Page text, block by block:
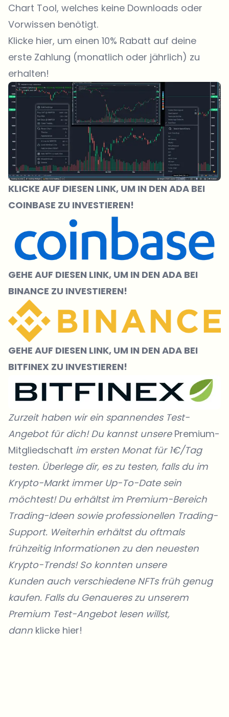
Chart Tool, welches keine Downloads oder
Vorwissen benötigt.
Klicke hier, um einen 10% Rabatt auf deine
erste Zahlung (monatlich oder jährlich) zu
erhalten!
KLICKE AUF DIESEN LINK, UM IN DEN ADA BEI
COINBASE ZU INVESTIEREN!
GEHE AUF DIESEN LINK, UM IN DEN ADA BEI
BINANCE ZU INVESTIEREN!
GEHE AUF DIESEN LINK, UM IN DEN ADA BEI
BITFINEX ZU INVESTIEREN!
Zurzeit haben wir ein spannendes Test-
Angebot für dich! Du kannst unsere Premium-
Mitgliedschaft im ersten Monat für 1€/Tag
testen. Überlege dir, es zu testen, falls du im
Krypto-Markt immer Up-To-Date sein
möchtest! Du erhältst im Premium-Bereich
Trading-Ideen sowie professionellen Trading-
Support. Weiterhin erhältst du oftmals
frühzeitig Informationen zu den neuesten
Krypto-Trends! So konnten unsere
Kunden auch verschiedene NFTs früh genug
kaufen. Falls du Genaueres zu unserem
Premium Test-Angebot lesen willst,
dann klicke hier!